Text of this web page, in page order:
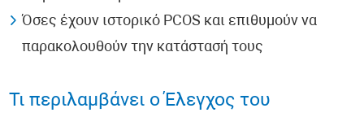
Όσες έχουν ιστορικό PCOS και επιθυμούν να
παρακολουθούν την κατάστασή τους
Τι περιλαμβάνει ο Έλεγχος του